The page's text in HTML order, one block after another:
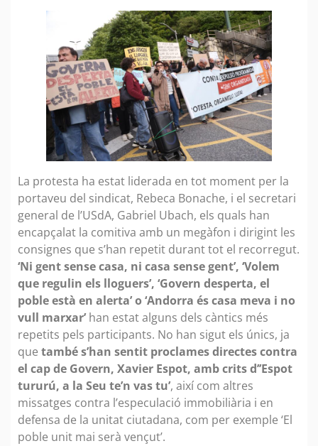
La protesta ha estat liderada en tot moment per la
portaveu del sindicat, Rebeca Bonache, i el secretari
general de l’USdA, Gabriel Ubach, els quals han
encapçalat la comitiva amb un megàfon i dirigint les
consignes que s’han repetit durant tot el recorregut.
‘Ni gent sense casa, ni casa sense gent’, ‘Volem
que regulin els lloguers’, ‘Govern desperta, el
poble està en alerta’ o ‘Andorra és casa meva i no
vull marxar’ han estat alguns dels càntics més
repetits pels participants. No han sigut els únics, ja
que també s’han sentit proclames directes contra
el cap de Govern, Xavier Espot, amb crits d’’Espot
tururú, a la Seu te’n vas tu’, així com altres
missatges contra l’especulació immobiliària i en
defensa de la unitat ciutadana, com per exemple ‘El
poble unit mai serà vençut’.